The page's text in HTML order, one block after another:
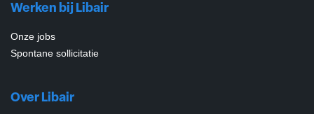
Werken bij Libair
Onze jobs
Spontane sollicitatie
Over Libair